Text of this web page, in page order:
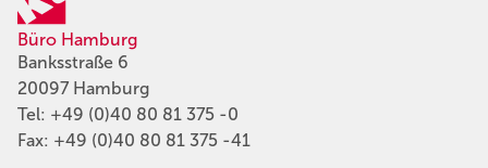
Büro Hamburg
Banksstraße 6
20097 Hamburg
Tel: +49 (0)40 80 81 375 -0
Fax: +49 (0)40 80 81 375 -41